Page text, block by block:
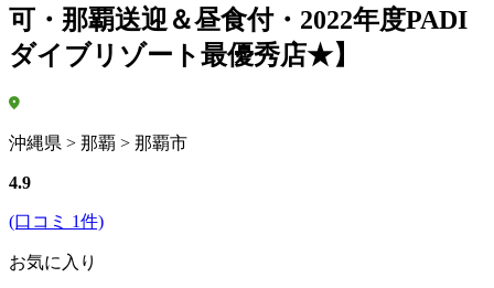
可・那覇送迎＆昼食付・2022年度PADI
ダイブリゾート最優秀店★】
沖縄県 > 那覇 > 那覇市
4.9
(口コミ 1件)
お気に入り